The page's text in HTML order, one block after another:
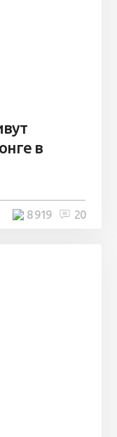
в
20
8 919